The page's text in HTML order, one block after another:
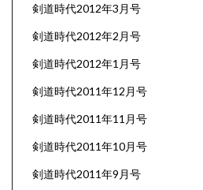
剣道時代2012年3月号
剣道時代2012年2月号
剣道時代2012年1月号
剣道時代2011年12月号
剣道時代2011年11月号
剣道時代2011年10月号
剣道時代2011年9月号